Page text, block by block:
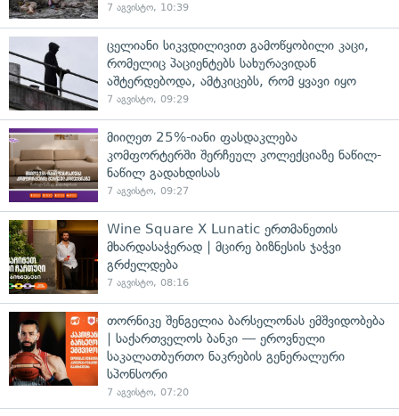
7 აგვისტო, 10:39
ცელიანი სიკვდილივით გამოწყობილი კაცი,
რომელიც პაციენტებს სახურავიდან
აშტერდებოდა, ამტკიცებს, რომ ყვავი იყო
7 აგვისტო, 09:29
მიიღეთ 25%-იანი ფასდაკლება
კომფორტერში შერჩეულ კოლექციაზე ნაწილ-
ნაწილ გადახდისას
7 აგვისტო, 09:27
Wine Square X Lunatic ერთმანეთის
მხარდასაჭერად | მცირე ბიზნესის ჯაჭვი
გრძელდება
7 აგვისტო, 08:16
თორნიკე შენგელია ბარსელონას ემშვიდობება
| საქართველოს ბანკი — ეროვნული
საკალათბურთო ნაკრების გენერალური
სპონსორი
7 აგვისტო, 07:20